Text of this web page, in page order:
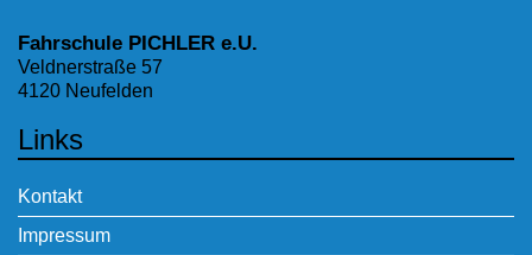
Fahrschule PICHLER e.U.
Veldnerstraße 57
4120 Neufelden
Links
Kontakt
Impressum